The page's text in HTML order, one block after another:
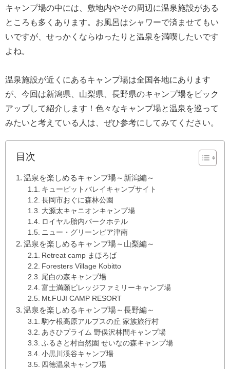
キャンプ場の中には、敷地内やその周辺に温泉施設がある
ところも多くあります。お風呂はシャワーで済ませてもい
いですが、せっかくならゆったりと温泉を満喫したいです
よね。
温泉施設が近くにあるキャンプ場は全国各地にあります
が、今回は新潟県、山梨県、長野県のキャンプ場をピック
アップして紹介します！色々なキャンプ場と温泉を巡って
みたいと考えている人は、ぜひ参考にしてみてください。
目次
温泉を楽しめるキャンプ場～新潟編～
キューピットバレイキャンプサイト
長岡市おぐに森林公園
大源太キャニオンキャンプ場
ロイヤル胎内パークホテル
ニュー・グリーンピア津南
温泉を楽しめるキャンプ場～山梨編～
Retreat camp まほろば
Foresters Village Kobitto
尾白の森キャンプ場
富士満願ビレッジファミリーキャンプ場
Mt.FUJI CAMP RESORT
温泉を楽しめるキャンプ場～長野編～
駒ケ根高原アルプスの丘 家族旅行村
あさひプライム 野俣沢林間キャンプ場
ふるさと村自然園 せいなの森キャンプ場
小黒川渓谷キャンプ場
四徳温泉キャンプ場